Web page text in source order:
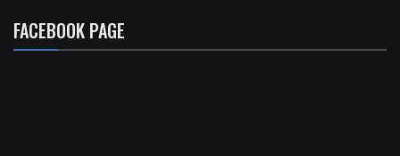
FACEBOOK PAGE